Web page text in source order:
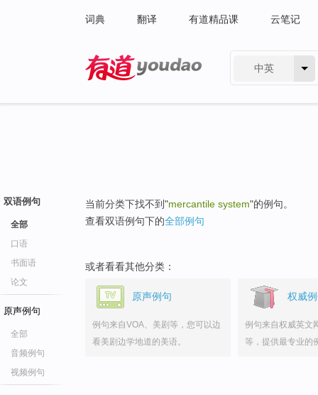
词典 翻译 有道精品课 云笔记
中英
双语例句
全部
口语
书面语
论文
原声例句
全部
音频例句
视频例句
当前分类下找不到"mercantile system"的例句。
查看双语例句下的全部例句
或者看看其他分类：
原声例句
例句来自VOA、美剧等，您可以边
看美剧边学地道的美语。
权威
例句来自权威英文
等，提供最专业的